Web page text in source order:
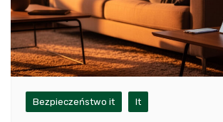
Bezpieczeństwo it It